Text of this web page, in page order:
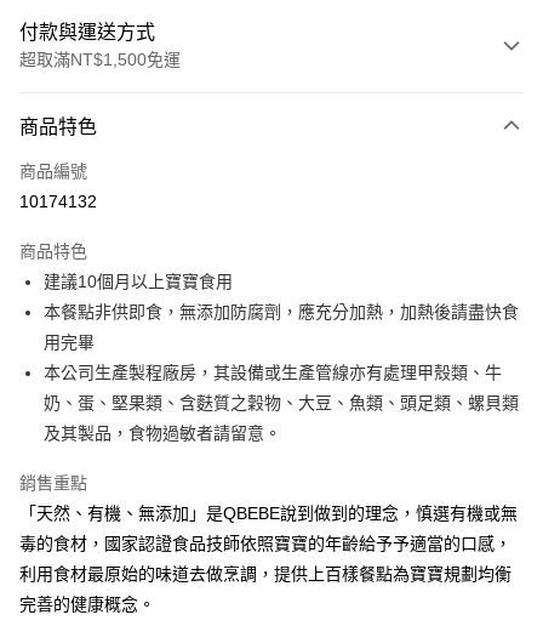
付款與運送方式
超取滿NT$1,500免運
信用卡一次付款
LINE Pay
街口支付
悠遊付
全盈+PAY
大哥付你分期
相關說明
1.本服務由台灣大哥大提供，台灣大哥大用戶可立即使用無須另外申請。
2.付款方式選擇「大哥付你分期」，訂單成立後會自動跳轉到大哥付的交易
流程，驗證手機門號後，選擇欲分期的期數、繳款截止日，確認付款後即完
成交易。
3.實際核准額度、可分期數及費用金額請依後續交易確認頁面所載為準。
4.訂單成立30分鐘內，如未前往確認交易或遇審核未通過，訂單將自動取
AFTEE先享後付
相關說明
【關於「AFTEE先享後付」】
AFTEE先享後付是「在收到商品之後才付款」的支付方式。 讓您購物簡單
便利好安心！
１．簡單：不需註冊會員、不需綁卡、不需儲值。
商品特色
商品編號
10174132
商品特色
建議10個月以上寶寶食用
本餐點非供即食，無添加防腐劑，應充分加熱，加熱後請盡快食
用完畢
本公司生產製程廠房，其設備或生產管線亦有處理甲殼類、牛
奶、蛋、堅果類、含麩質之穀物、大豆、魚類、頭足類、螺貝類
及其製品，食物過敏者請留意。
銷售重點
「天然、有機、無添加」是QBEBE說到做到的理念，慎選有機或無
毒的食材，國家認證食品技師依照寶寶的年齡給予予適當的口感，
利用食材最原始的味道去做烹調，提供上百樣餐點為寶寶規劃均衡
完善的健康概念。